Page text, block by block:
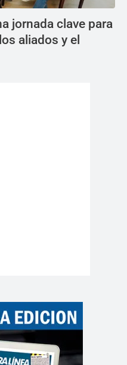
jornada clave para
aliados y el